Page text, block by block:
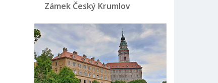
Zámek Český Krumlov